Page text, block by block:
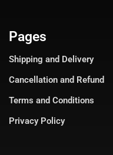
Pages
Shipping and Delivery
Cancellation and Refund
Terms and Conditions
Privacy Policy